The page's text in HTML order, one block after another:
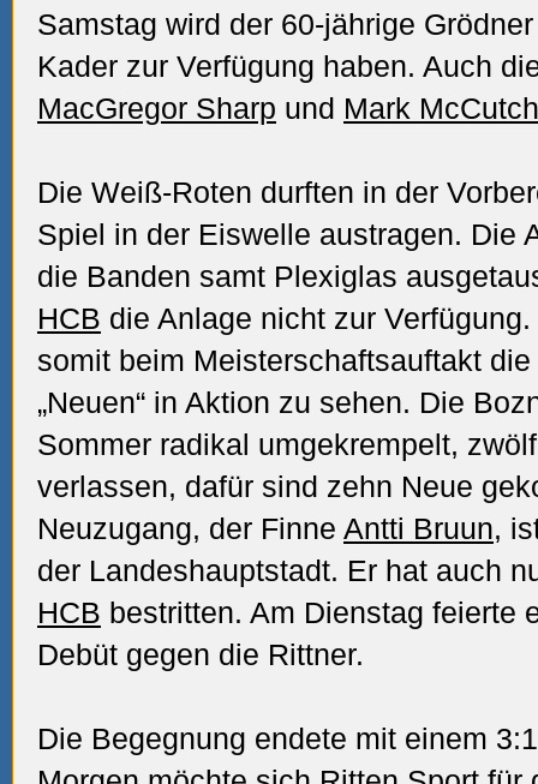
Samstag wird der 60-jährige
Kader zur Verfügung haben. Auch
MacGregor Sharp und Mark
Die Weiß-Roten durften in der
Spiel in der Eiswelle austragen. Die
die Banden samt Plexiglas
HCB die Anlage nicht zur
somit beim Meisterschaftsauftakt
„Neuen“ in Aktion zu sehen. Die
Sommer radikal umgekrempelt,
verlassen, dafür sind zehn Neue
Neuzugang, der Finne Antti Bruun,
der Landeshauptstadt. Er hat auch
HCB bestritten. Am Dienstag feierte
Debüt gegen die Rittner.
Die Begegnung endete mit einem